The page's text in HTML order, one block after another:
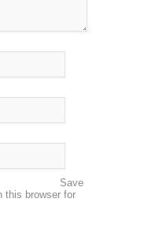
Save
this browser for